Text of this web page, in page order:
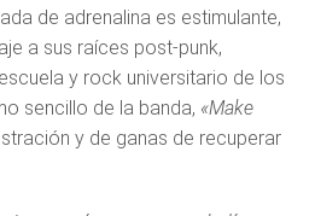
de adrenalina es estimulante,
a sus raíces post-punk,
y rock universitario de los
sencillo de la banda, «Make
y de ganas de recuperar